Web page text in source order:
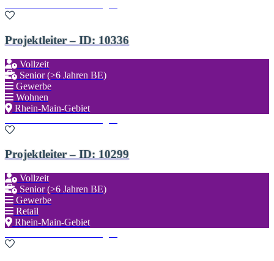
Projektleiter – ID: 10336
Vollzeit
Senior (>6 Jahren BE)
Gewerbe
Wohnen
Rhein-Main-Gebiet
Projektleiter – ID: 10299
Vollzeit
Senior (>6 Jahren BE)
Gewerbe
Retail
Rhein-Main-Gebiet